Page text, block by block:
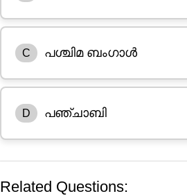
C പശ്ചിമ ബംഗാൾ
D പഞ്ചാബി
Related Questions: